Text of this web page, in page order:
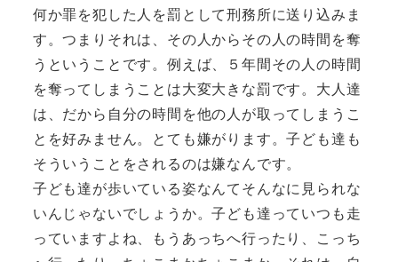
何か罪を犯した人を罰として刑務所に送り込みま
す。つまりそれは、その人からその人の時間を奪
うということです。例えば、５年間その人の時間
を奪ってしまうことは大変大きな罰です。大人達
は、だから自分の時間を他の人が取ってしまうこ
とを好みません。とても嫌がります。子ども達も
そういうことをされるのは嫌なんです。
子ども達が歩いている姿なんてそんなに見られな
いんじゃないでしょうか。子ども達っていつも走
っていますよね、もうあっちへ行ったり、こっち